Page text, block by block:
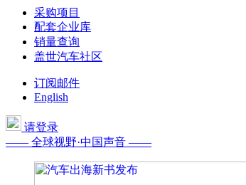
采购项目
配套企业库
销量查询
盖世汽车社区
订阅邮件
English
请登录
—— 全球视野·中国声音 ——